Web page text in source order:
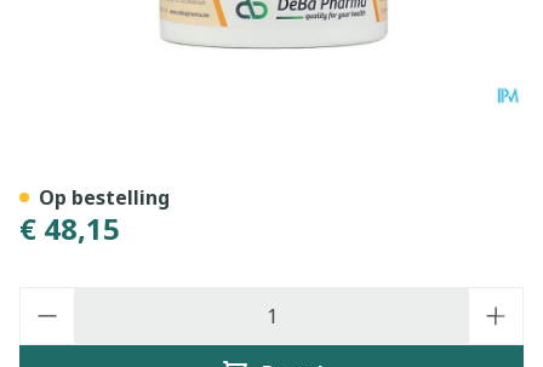
€ 48,15
Op bestelling